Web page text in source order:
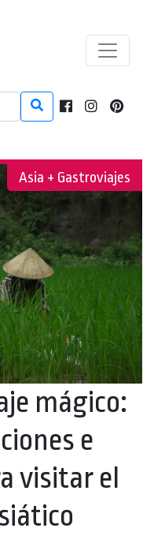
Asia + Gastroviajes
mágico:
e
visitar el